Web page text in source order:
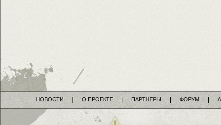
НОВОСТИ О ПРОЕКТЕ ПАРТНЕРЫ ФОРУМ